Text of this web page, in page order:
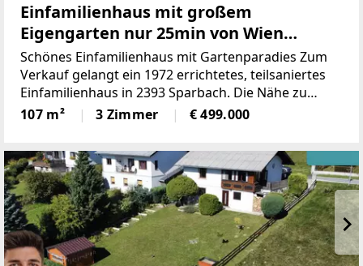
Einfamilienhaus mit großem
Eigengarten nur 25min von Wien
entfernt.
Schönes Einfamilienhaus mit Gartenparadies Zum
Verkauf gelangt ein 1972 errichtetes, teilsaniertes
Einfamilienhaus in 2393 Sparbach. Die Nähe zu
Mödling sowie die gute Anbindung zur Autobahn
machen das Objekt zu einem absoluten
107 m² 3 Zimmer € 499.000